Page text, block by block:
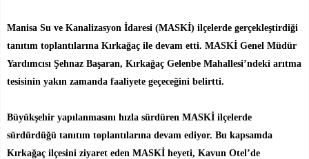
Manisa Su ve Kanalizasyon İdaresi (MASKİ) ilçelerde gerçekleştirdiği
tanıtım toplantılarına Kırkağaç ile devam etti. MASKİ Genel Müdür
Yardımcısı Şehnaz Başaran, Kırkağaç Gelenbe Mahallesi’ndeki arıtma
tesisinin yakın zamanda faaliyete geçeceğini belirtti.
Büyükşehir yapılanmasını hızla sürdüren MASKİ ilçelerde
sürdürdüğü tanıtım toplantılarına devam ediyor. Bu kapsamda
Kırkağaç ilçesini ziyaret eden MASKİ heyeti, Kavun Otel’de